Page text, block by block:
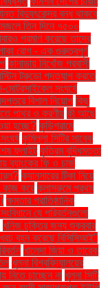
বিদ্যুৎকেন্দ্র বন্ধ থাকবে
তিন দিনে ৭৫০০
প্রমাণ করেছে তাদের
রোগ - এক গুরুত্বপুর্ণ
কানাডায় নিখোঁজ প্রবাসী
ট্রুডো পদত্যাগ করতে
মোটরসাইকেল সংঘর্ষে
বিশাল নিয়োগ কিছু
পাথর ও করণীয় কী আছে
হচ্ছে? কুড়িগ্রামে
কুমিল্লা সিটির সাবেক
ফ্লাইট কৃত্রিম বুদ্ধিমত্তা
ব্যাংকের ফি ও চার্জ
ক্যানসারের টিকা নিয়ে
কাজ করে ক্লাসরুমে প্রথম
ক্ষমতার প্রাতিষ্ঠানিক
যে পরিবর্তনগুলো
খনিজ চুক্তির জন্য শুক্রবার
খরচ বহন করেছে বিসিসিআই"
খালেদা জিয়া ও তারেক
খুলনা বিশ্ববিদ্যালয়ের
নিতে চাচ্ছেন না খুলনা সিটি